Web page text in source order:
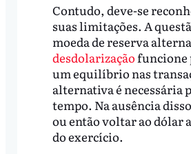
Contudo, deve-se
suas limitações. A
moeda de reserva
desdolarização funcione
um equilíbrio nas
alternativa é necessária
tempo. Na ausência
ou então voltar ao dólar
do exercício.